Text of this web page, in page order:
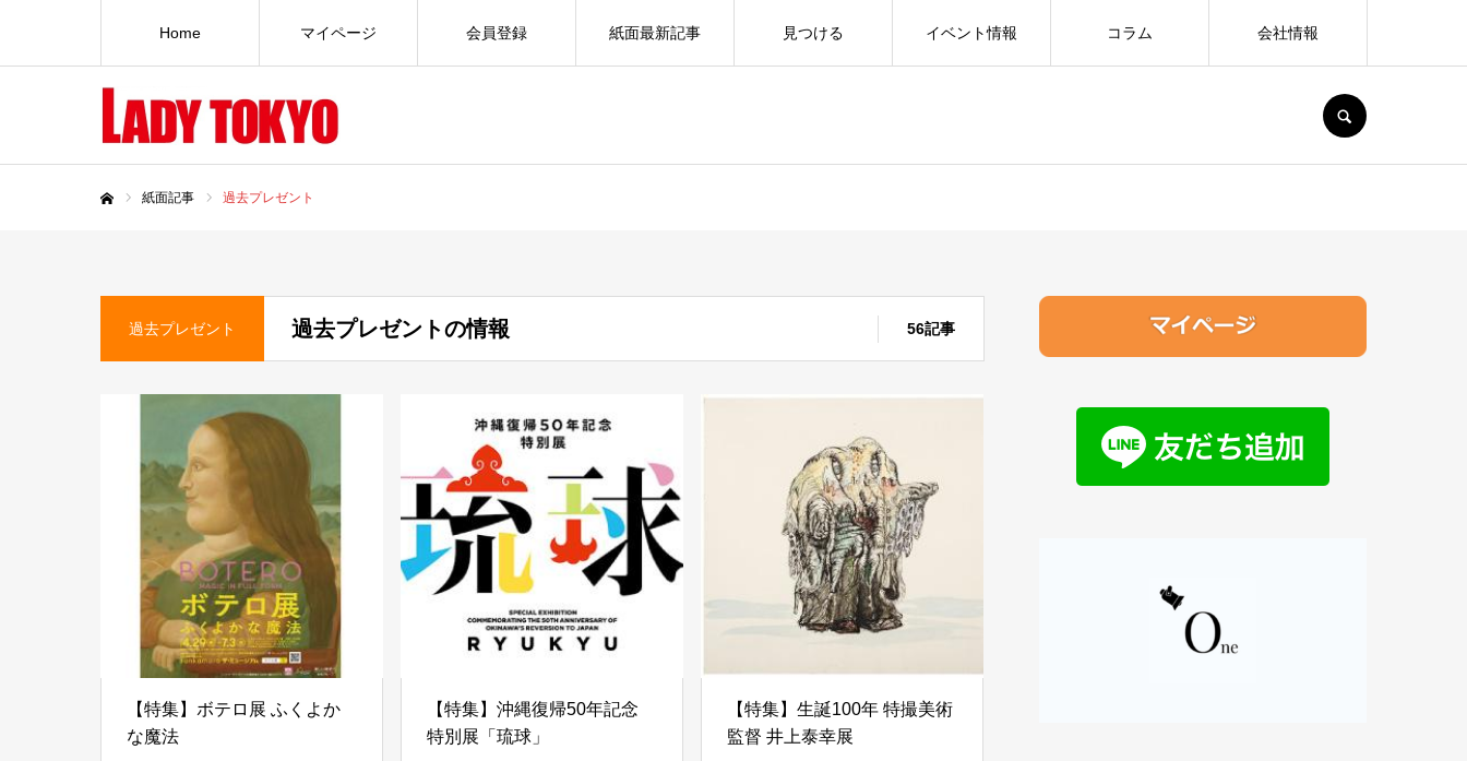
Home マイページ 会員登録 紙面最新記事 見つける イベント情報 コラム 会社情報
紙面記事 過去プレゼント
過去プレゼント 過去プレゼントの情報 56記事
【特集】ボテロ展 ふくよか
な魔法
【特集】沖縄復帰50年記念
特別展「琉球」
【特集】生誕100年 特撮美術
監督 井上泰幸展